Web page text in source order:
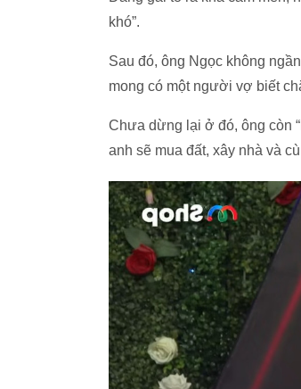
khó”.
Sau đó, ông Ngọc không
mong có một người vợ biết
Chưa dừng lại ở đó, ông còn
anh sẽ mua đất, xây nhà và